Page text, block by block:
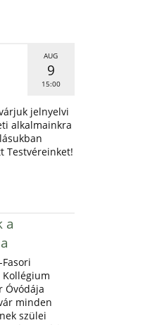
AUG
9
15:00
jelnyelvi
alkalmainkra
Testvéreinket!
a
Óvódája
minden
szülei